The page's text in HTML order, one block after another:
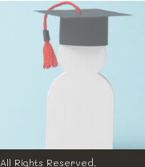
All Rights Reserved.